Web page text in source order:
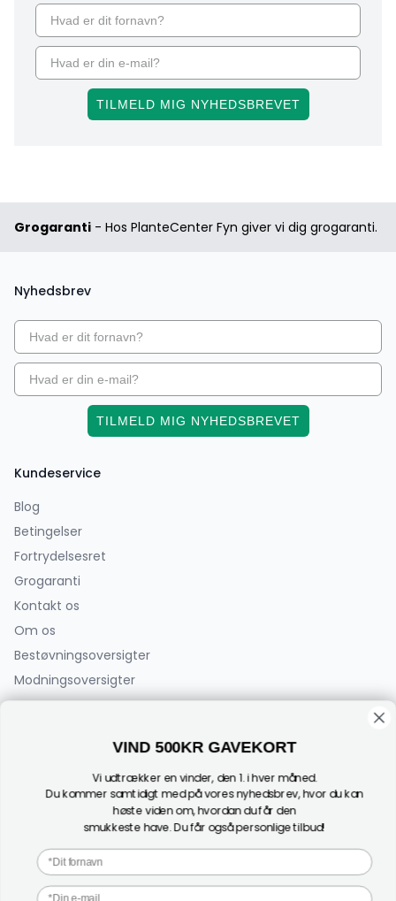
TILMELD MIG NYHEDSBREVET
Grogaranti - Hos PlanteCenter Fyn giver vi dig grogaranti.
Kundeservice
Blog
Betingelser
Fortrydelsesret
Grogaranti
Kontakt os
Om os
Bestøvningsoversigter
Modningsoversigter
(Der sælges ikke planter fra adressen)
Mail: info@plantecenterfyn.dk
Nyhedsbrev
TILMELD MIG NYHEDSBREVET
1
VIND 500KR GAVEKORT
Vi udtrækker en vinder, den 1. i hver måned.
Du kommer samtidigt med på vores nyhedsbrev, hvor du kan
høste viden om, hvordan du får den
smukkeste have. Du får også personlige tilbud!
Fornavn
E-mail